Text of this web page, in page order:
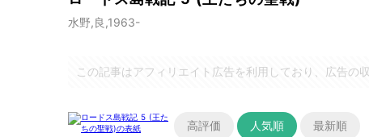
水野,良,1963-
この記事はアフィリエイト広告を利用しており、広告の
高評価 人気順 最新順